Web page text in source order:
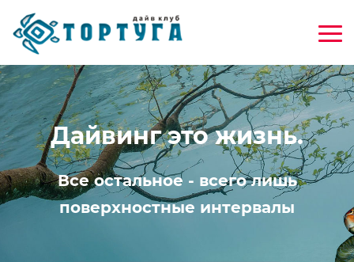
Дайвинг это жизнь.
Все остальное - всего лишь
поверхностные интервалы